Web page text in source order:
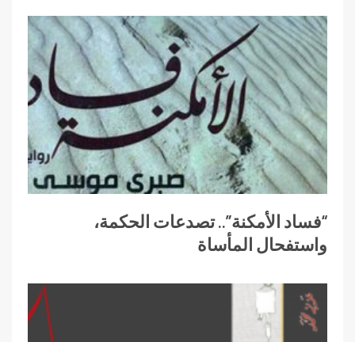
“فساد الأمكنة”.. تصدعات الحكمة،
واستفحال المأساة